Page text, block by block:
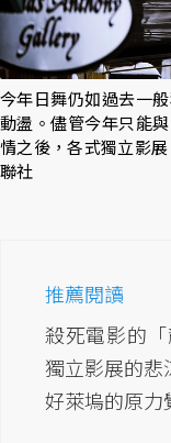
今年日舞仍如過去一
動盪。儘管今年只能
情之後，各式獨立影
聯社
推薦閱讀
殺死電影的
獨立影展的悲
好萊塢的原力